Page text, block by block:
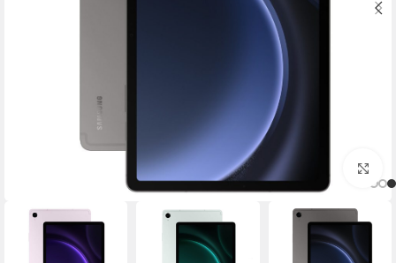
برای بزرگنمایی کلیک کنید